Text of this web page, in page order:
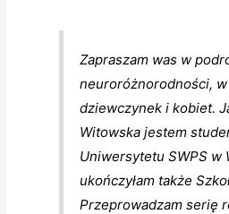
Zapraszam was w
neuroróżnorodności,
dziewczynek i kobiet.
Witowska jestem
Uniwersytetu SWPS w
ukończyłam także
Przeprowadzam serię